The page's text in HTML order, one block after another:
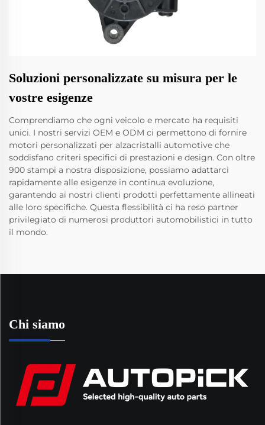
Soluzioni personalizzate su misura per le
vostre esigenze
Comprendiamo che ogni veicolo e mercato ha requisiti
unici. I nostri servizi OEM e ODM ci permettono di fornire
motori personalizzati per alzacristalli automotive che
soddisfano criteri specifici di prestazioni e design. Con oltre
900 stampi a nostra disposizione, possiamo adattarci
rapidamente alle esigenze in continua evoluzione,
garantendo ai nostri clienti prodotti perfettamente allineati
alle loro specifiche. Questa flessibilità ci ha reso partner
privilegiato di numerosi produttori automobilistici in tutto
il mondo.
Chi siamo